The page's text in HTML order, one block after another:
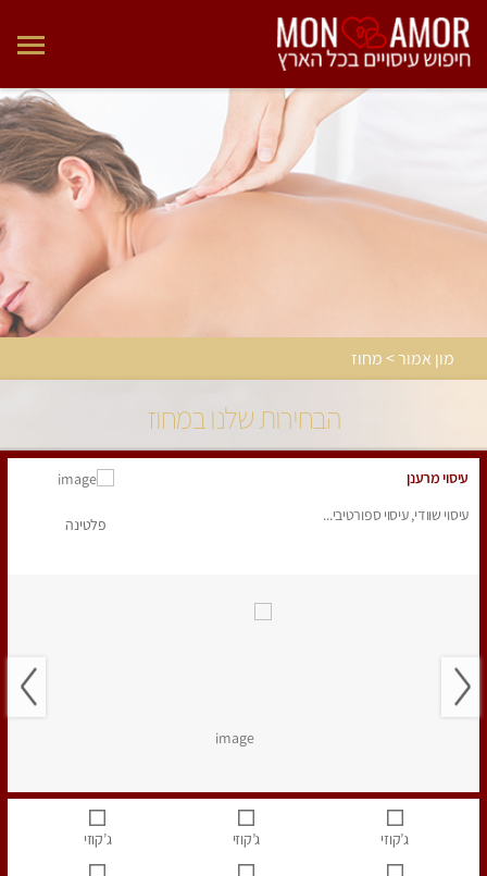
מון אמור > מחוז
הבחירות שלנו במחוז
עיסוי מרענן
עיסוי שוודי, עיסוי ספורטיבי...
פלטינה
ג’קוזי ג’קוזי ג’קוזי